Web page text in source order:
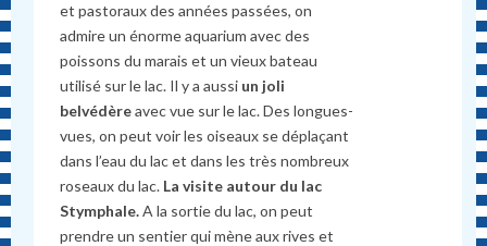
et pastoraux des années passées, on
admire un énorme aquarium avec des
poissons du marais et un vieux bateau
utilisé sur le lac. Il y a aussi un joli
belvédèreavec vue sur le lac. Des longues-
vues, on peut voir les oiseaux se déplaçant
dans l’eau du lac et dans les très nombreux
roseaux du lac. La visite autour du lac
Stymphale.A la sortie du lac, on peut
prendre un sentier qui mène aux rives et